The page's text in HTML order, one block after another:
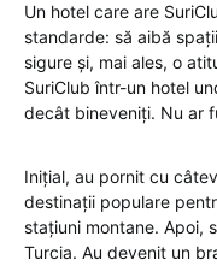
Un hotel care are
standarde: să aibă
sigure și, mai ales, o
SuriClub într-un hotel
decât bineveniți. Nu ar
Inițial, au pornit cu
destinații populare
stațiuni montane. Apoi,
Turcia. Au devenit un